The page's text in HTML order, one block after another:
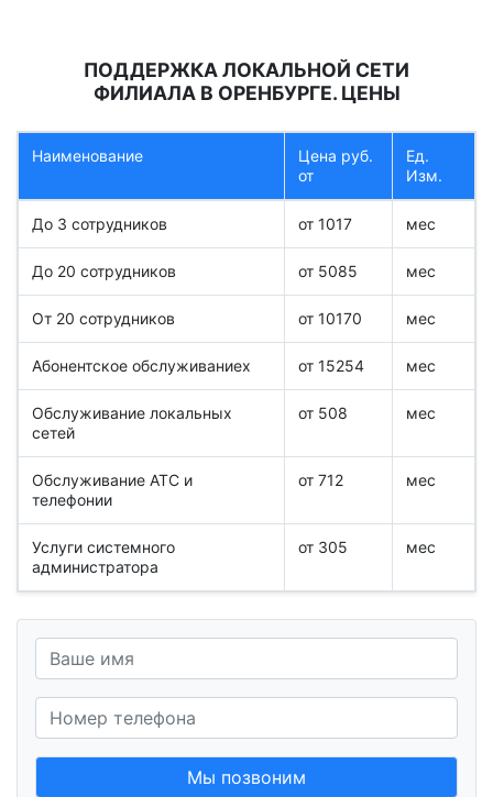
ПОДДЕРЖКА ЛОКАЛЬНОЙ СЕТИ
ФИЛИАЛА В ОРЕНБУРГЕ. ЦЕНЫ
Наименование
Цена руб.
от
Ед.
Изм.
До 3 сотрудников от 1017 мес
До 20 сотрудников от 5085 мес
От 20 сотрудников от 10170 мес
Абонентское обслуживаниеx от 15254 мес
Обслуживание локальных
сетей
от 508 мес
Обслуживание АТС и
телефонии
от 712 мес
Услуги системного
администратора
от 305 мес
Мы позвоним